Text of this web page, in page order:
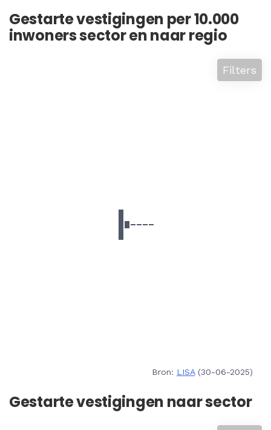
Gestarte vestigingen per 10.000
inwoners sector en naar regio
Filters
Bron: LISA(30-06-2025)
Gestarte vestigingen naar sector